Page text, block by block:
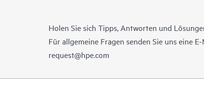
Holen Sie sich Tipps, Antworten und
Für allgemeine Fragen senden Sie uns eine
request@hpe.com